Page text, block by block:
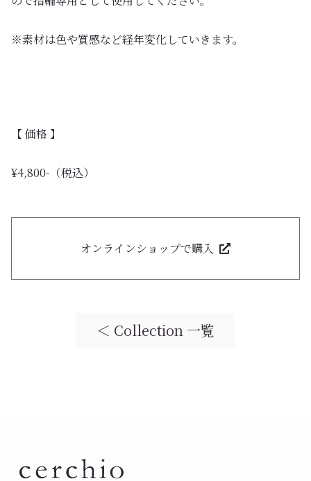
※素材は色や質感など経年変化していきます。
【 価格 】
¥4,800-（税込）
オンラインショップで購入
＜ Collection 一覧